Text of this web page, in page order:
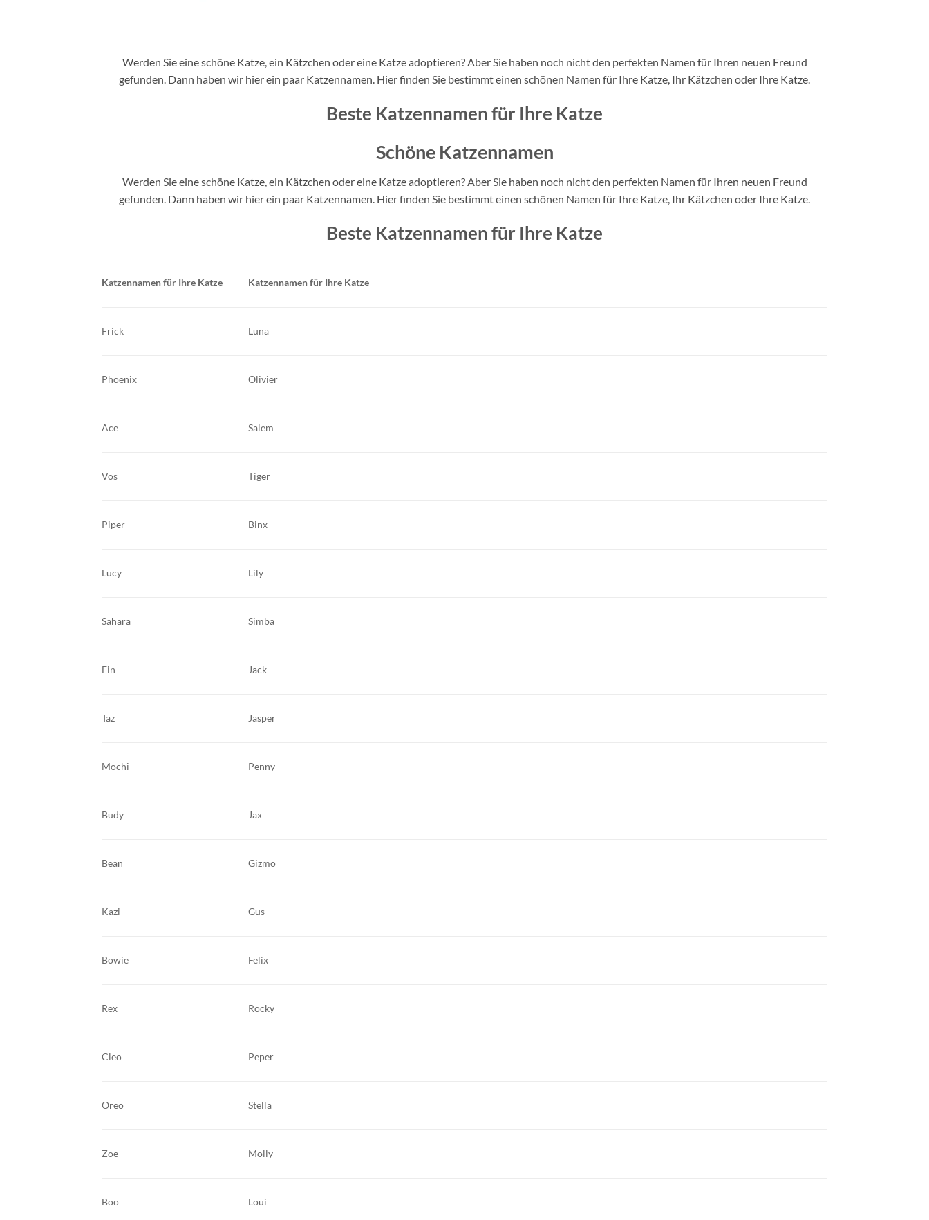
Werden Sie eine schöne Katze, ein Kätzchen oder eine Katze adoptieren? Aber Sie haben noch nicht den perfekten Namen für Ihren neuen Freund
gefunden. Dann haben wir hier ein paar Katzennamen. Hier finden Sie bestimmt einen schönen Namen für Ihre Katze, Ihr Kätzchen oder Ihre Katze.
Beste Katzennamen für Ihre Katze
Schöne Katzennamen
Werden Sie eine schöne Katze, ein Kätzchen oder eine Katze adoptieren? Aber Sie haben noch nicht den perfekten Namen für Ihren neuen Freund
gefunden. Dann haben wir hier ein paar Katzennamen. Hier finden Sie bestimmt einen schönen Namen für Ihre Katze, Ihr Kätzchen oder Ihre Katze.
Beste Katzennamen für Ihre Katze
Katzennamen für Ihre Katze Katzennamen für Ihre Katze
Frick Luna
Phoenix Olivier
Ace Salem
Vos Tiger
Piper Binx
Lucy Lily
Sahara Simba
Fin Jack
Taz Jasper
Mochi Penny
Budy Jax
Bean Gizmo
Kazi Gus
Bowie Felix
Rex Rocky
Cleo Peper
Oreo Stella
Zoe Molly
Boo Loui